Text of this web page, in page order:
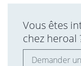
Vous êtes
chez heroal
Demander